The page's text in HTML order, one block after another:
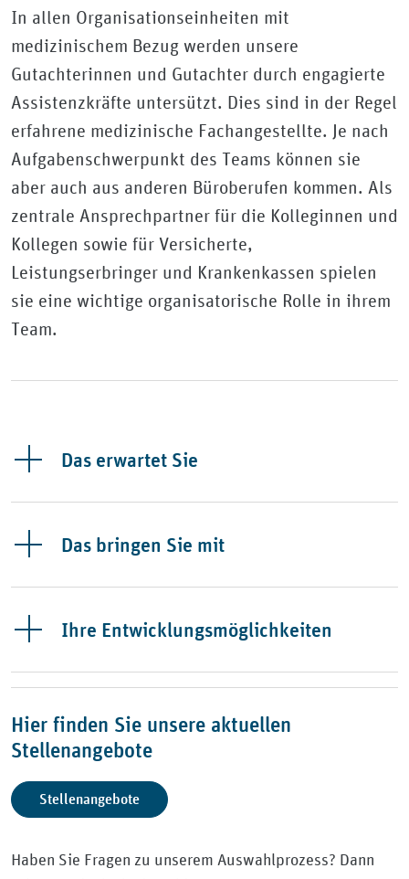
In allen Organisationseinheiten mit
medizinischem Bezug werden unsere
Gutachterinnen und Gutachter durch engagierte
Assistenzkräfte untersützt. Dies sind in der Regel
erfahrene medizinische Fachangestellte. Je nach
Aufgabenschwerpunkt des Teams können sie
aber auch aus anderen Büroberufen kommen. Als
zentrale Ansprechpartner für die Kolleginnen und
Kollegen sowie für Versicherte,
Leistungserbringer und Krankenkassen spielen
sie eine wichtige organisatorische Rolle in ihrem
Team.
Das erwartet Sie
Das bringen Sie mit
Ihre Entwicklungsmöglichkeiten
Hier finden Sie unsere aktuellen
Stellenangebote
Stellenangebote
Haben Sie Fragen zu unserem Auswahlprozess? Dann